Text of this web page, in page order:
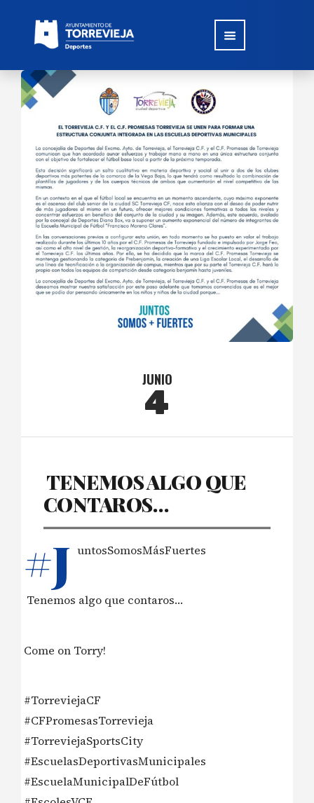
JUNIO
4
️ TENEMOS ALGO QUE
CONTAROS…
#J untosSomosMásFuertes
️ Tenemos algo que contaros…
Come on Torry!
#TorreviejaCF
#CFPromesasTorrevieja
#TorreviejaSportsCity
#EscuelasDeportivasMunicipales
#EscuelaMunicipalDeFútbol